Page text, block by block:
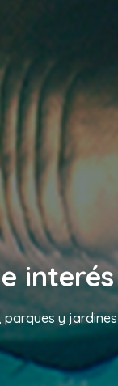
interés
parques y jardines